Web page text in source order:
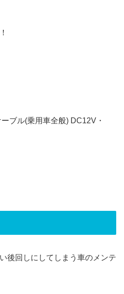
ブル(乗用車全般) DC12V・
後回しにしてしまう車のメンテ